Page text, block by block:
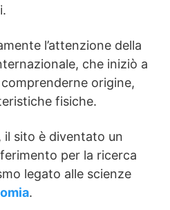
l’attenzione della
che iniziò a
origine,
fisiche.
il sito è diventato un
per la ricerca
legato alle scienze
.